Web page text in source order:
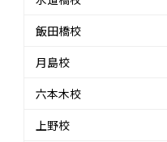
飯田橋校
月島校
六本木校
上野校